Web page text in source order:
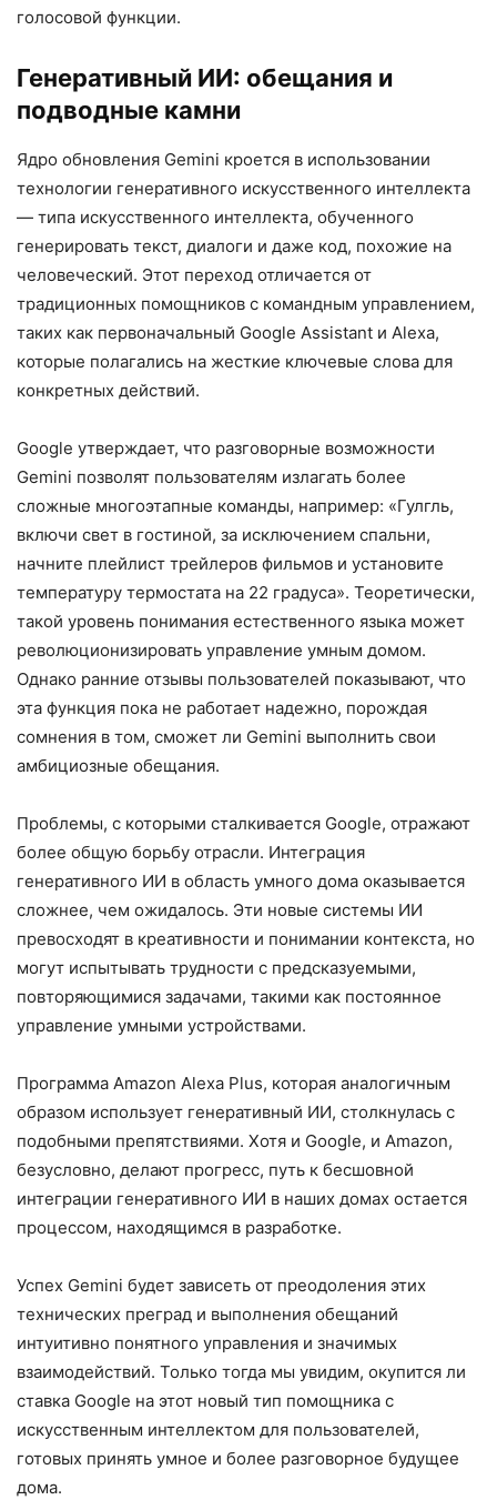
голосовой функции.
Генеративный ИИ: обещания и
подводные камни
Ядро обновления Gemini кроется в использовании
технологии генеративного искусственного интеллекта
— типа искусственного интеллекта, обученного
генерировать текст, диалоги и даже код, похожие на
человеческий. Этот переход отличается от
традиционных помощников с командным управлением,
таких как первоначальный Google Assistant и Alexa,
которые полагались на жесткие ключевые слова для
конкретных действий.
Google утверждает, что разговорные возможности
Gemini позволят пользователям излагать более
сложные многоэтапные команды, например: «Гулгль,
включи свет в гостиной, за исключением спальни,
начните плейлист трейлеров фильмов и установите
температуру термостата на 22 градуса». Теоретически,
такой уровень понимания естественного языка может
революционизировать управление умным домом.
Однако ранние отзывы пользователей показывают, что
эта функция пока не работает надежно, порождая
сомнения в том, сможет ли Gemini выполнить свои
амбициозные обещания.
Проблемы, с которыми сталкивается Google, отражают
более общую борьбу отрасли. Интеграция
генеративного ИИ в область умного дома оказывается
сложнее, чем ожидалось. Эти новые системы ИИ
превосходят в креативности и понимании контекста, но
могут испытывать трудности с предсказуемыми,
повторяющимися задачами, такими как постоянное
управление умными устройствами.
Программа Amazon Alexa Plus, которая аналогичным
образом использует генеративный ИИ, столкнулась с
подобными препятствиями. Хотя и Google, и Amazon,
безусловно, делают прогресс, путь к бесшовной
интеграции генеративного ИИ в наших домах остается
процессом, находящимся в разработке.
Успех Gemini будет зависеть от преодоления этих
технических преград и выполнения обещаний
интуитивно понятного управления и значимых
взаимодействий. Только тогда мы увидим, окупится ли
ставка Google на этот новый тип помощника с
искусственным интеллектом для пользователей,
готовых принять умное и более разговорное будущее
дома.